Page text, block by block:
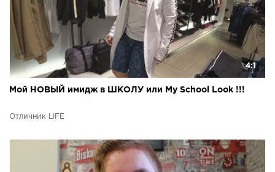
4:1
Мой НОВЫЙ имидж в ШКОЛУ или My School Look !!!
Отличник LIFE